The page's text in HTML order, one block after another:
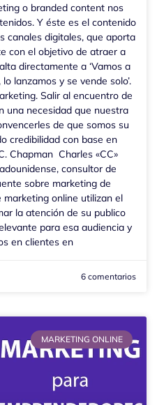
o branded content nos
Y éste es el contenido
canales digitales, que aporta
con el objetivo de atraer a
directamente a ‘Vamos a
lanzamos y se vende solo’.
Salir al encuentro de
una necesidad que nuestra
de que somos su
credibilidad con base en
Chapman Charles «CC»
consultor de
sobre marketing de
marketing online utilizan el
la atención de su publico
para esa audiencia y
en clientes en
6 comentarios
MARKETING ONLINE